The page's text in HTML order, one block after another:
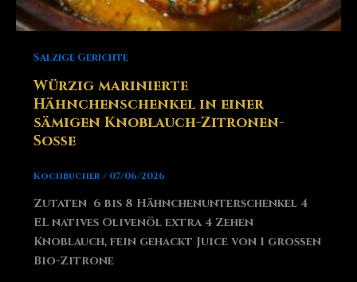
Salzige Gerichte
Würzig marinierte
Hähnchenschenkel in einer
sämigen Knoblauch-Zitronen-
Soße
Kochbucher/ 07/06/2026
Zutaten 6 bis 8 Hähnchenunterschenkel 4
EL natives Olivenöl extra 4 Zehen
Knoblauch, fein gehackt Juice von 1 großen
Bio-Zitrone